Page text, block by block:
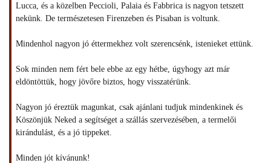
Lucca, és a közelben Peccioli, Palaia és Fabbrica is nagyon tetszett
nekünk. De természetesen Firenzeben és Pisaban is voltunk.
Mindenhol nagyon jó éttermekhez volt szerencsénk, istenieket ettünk.
Sok minden nem fért bele ebbe az egy hétbe, úgyhogy azt már
eldöntöttük, hogy jövőre biztos, hogy visszatérünk.
Nagyon jó éreztük magunkat, csak ajánlani tudjuk mindenkinek és
Köszönjük Neked a segítséget a szállás szervezésében, a termelői
kirándulást, és a jó tippeket.
Minden jót kívánunk!